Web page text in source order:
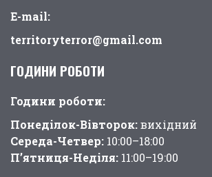
E-mail:
territoryterror@gmail.com
ГОДИНИ РОБОТИ
Години pоботи:
Понеділок-Вівторок:вихідний
Середа-Четвер: 10:00–18:00
П’ятниця-Неділя: 11:00–19:00